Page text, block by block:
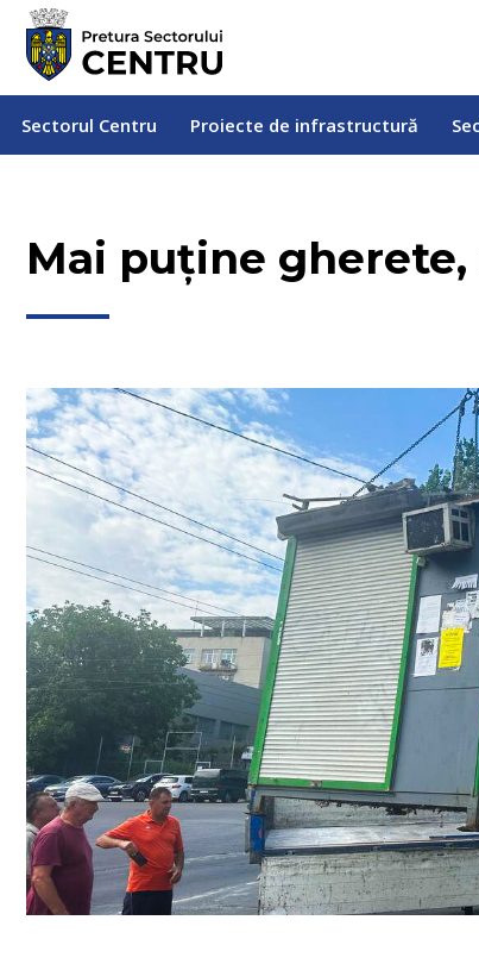
Sectorul Centru Proiecte de infrastructură
Mai puține
Sectorul Centru Proiecte de infrastructură